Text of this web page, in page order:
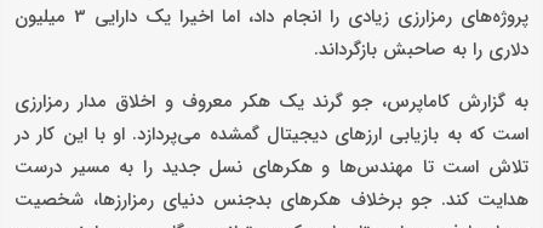
پروژه‌های رمزارزی زیادی را انجام داد، اما اخیرا یک دارایی 3 میلیون
دلاری را به صاحبش بازگرداند.
به گزارش کاماپرس، جو گرند یک هکر معروف و اخلاق مدار رمزارزی
است که به بازیابی ارزهای دیجیتال گمشده می‌پردازد. او با این کار در
تلاش است تا مهندس‌ها و هکرهای نسل جدید را به مسیر درست
هدایت کند. جو برخلاف هکرهای بدجنس دنیای رمزارزها، شخصیت